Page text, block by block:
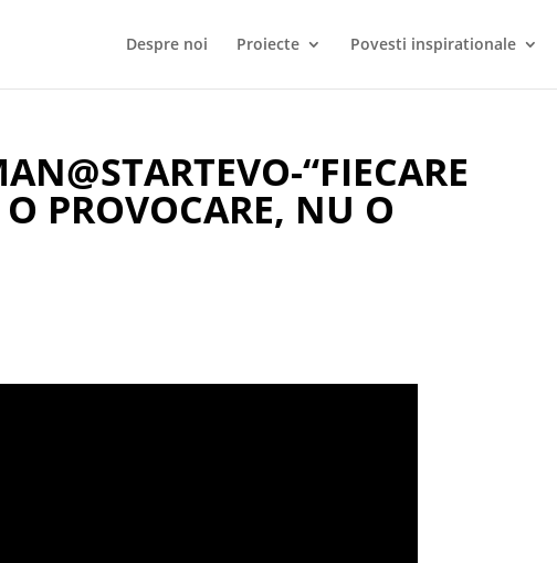
Despre noi Proiecte Povesti inspirationale
“FIECARE
PROVOCARE, NU O